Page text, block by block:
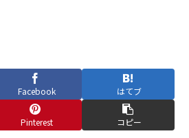
Facebook はてブ
Pinterest コピー